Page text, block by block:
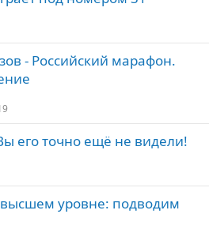
- Российский марафон.
его точно ещё не видели!
уровне: подводим